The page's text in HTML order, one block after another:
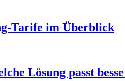
Tarife im Überblick
Lösung passt